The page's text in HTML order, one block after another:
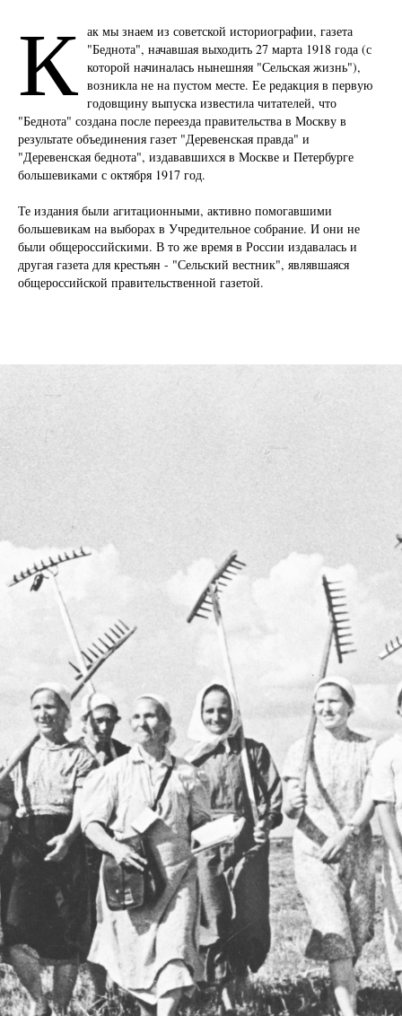
К ак мы знаем из советской историографии, газета
"Беднота", начавшая выходить 27 марта 1918 года (с
которой начиналась нынешняя "Сельская жизнь"),
возникла не на пустом месте. Ее редакция в первую
годовщину выпуска известила читателей, что
"Беднота" создана после переезда правительства в Москву в
результате объединения газет "Деревенская правда" и
"Деревенская беднота", издававшихся в Москве и Петербурге
большевиками с октября 1917 год.
Те издания были агитационными, активно помогавшими
большевикам на выборах в Учредительное собрание. И они не
были общероссийскими. В то же время в России издавалась и
другая газета для крестьян - "Сельский вестник", являвшаяся
общероссийской правительственной газетой.